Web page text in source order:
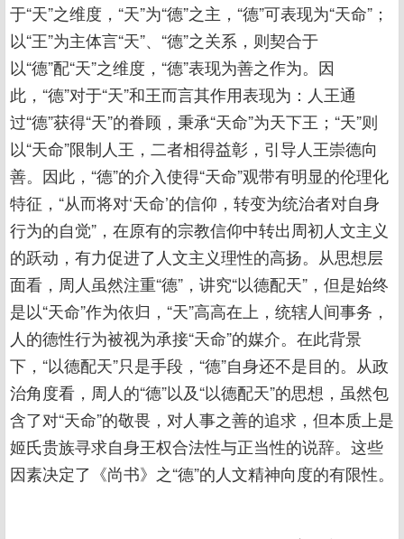
于“天”之维度，“天”为“德”之主，“德”可表现为“天命”；
以“王”为主体言“天”、“德”之关系，则契合于
以“德”配“天”之维度，“德”表现为善之作为。因
此，“德”对于“天”和王而言其作用表现为：人王通
过“德”获得“天”的眷顾，秉承“天命”为天下王；“天”则
以“天命”限制人王，二者相得益彰，引导人王崇德向
善。因此，“德”的介入使得“天命”观带有明显的伦理化
特征，“从而将对‘天命’的信仰，转变为统治者对自身
行为的自觉”，在原有的宗教信仰中转出周初人文主义
的跃动，有力促进了人文主义理性的高扬。从思想层
面看，周人虽然注重“德”，讲究“以德配天”，但是始终
是以“天命”作为依归，“天”高高在上，统辖人间事务，
人的德性行为被视为承接“天命”的媒介。在此背景
下，“以德配天”只是手段，“德”自身还不是目的。从政
治角度看，周人的“德”以及“以德配天”的思想，虽然包
含了对“天命”的敬畏，对人事之善的追求，但本质上是
姬氏贵族寻求自身王权合法性与正当性的说辞。这些
因素决定了《尚书》之“德”的人文精神向度的有限性。